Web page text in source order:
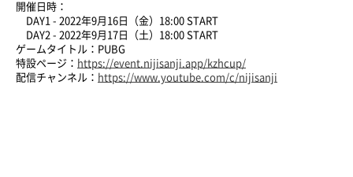
開催日時：
DAY1 - 2022年9月16日（金）18:00 START
DAY2 - 2022年9月17日（土）18:00 START
ゲームタイトル：PUBG
特設ページ： https://event.nijisanji.app/kzhcup/
配信チャンネル： https://www.youtube.com/c/nijisanji